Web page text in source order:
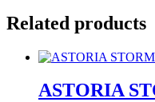
Related products
ASTORIA